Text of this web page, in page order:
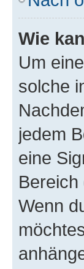
Wie
Um
solche
jedem
eine
Wenn